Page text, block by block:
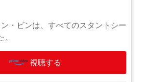
・ビンは、すべてのスタントシー
視聴する